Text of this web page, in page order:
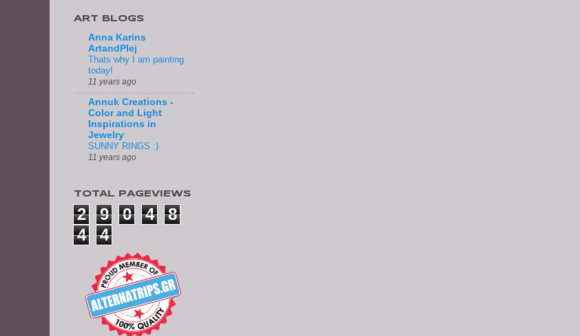
ART BLOGS
Anna Karins
ArtandPlej
Thats why I am painting
today!
11 years ago
Annuk Creations -
Color and Light
Inspirations in
Jewelry
SUNNY RINGS :)
11 years ago
TOTAL PAGEVIEWS
2 9 0 4
8
4
4